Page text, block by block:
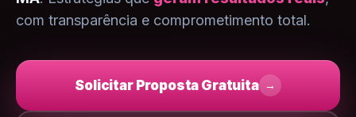
com transparência e comprometimento total.
Solicitar Proposta Gratuita →